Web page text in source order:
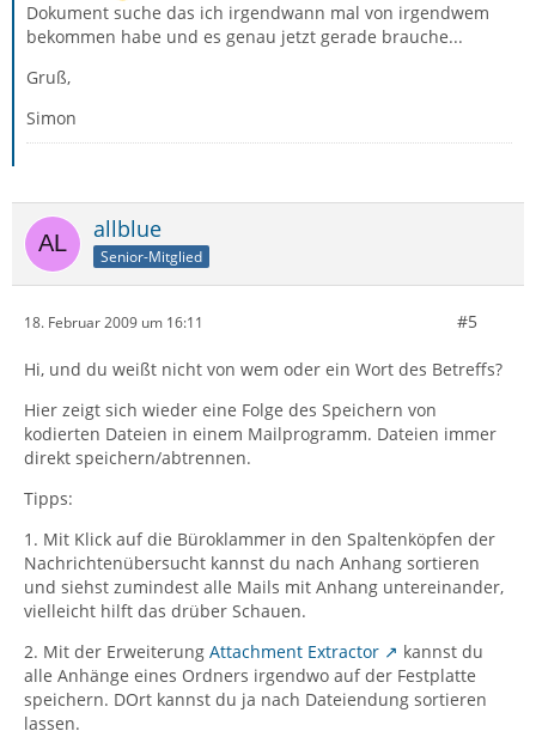
Dokument suche das ich irgendwann mal von irgendwem
bekommen habe und es genau jetzt gerade brauche...
Gruß,
Simon
allblue
Senior-Mitglied
18. Februar 2009 um 16:11 #5
Hi, und du weißt nicht von wem oder ein Wort des Betreffs?
Hier zeigt sich wieder eine Folge des Speichern von
kodierten Dateien in einem Mailprogramm. Dateien immer
direkt speichern/abtrennen.
Tipps:
1. Mit Klick auf die Büroklammer in den Spaltenköpfen der
Nachrichtenübersucht kannst du nach Anhang sortieren
und siehst zumindest alle Mails mit Anhang untereinander,
vielleicht hilft das drüber Schauen.
2. Mit der Erweiterung Attachment Extractor
kannst du
alle Anhänge eines Ordners irgendwo auf der Festplatte
speichern. DOrt kannst du ja nach Dateiendung sortieren
lassen.